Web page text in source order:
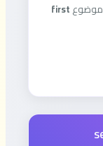
موضوع first